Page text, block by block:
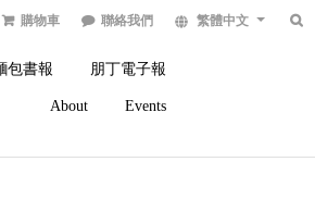
購物車 聯絡我們 繁體中文
包書報 朋丁電子報
About Events